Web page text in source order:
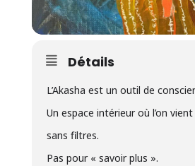
Détails
L’Akasha est un outil de
Un espace intérieur où l’on
sans filtres.
Pas pour « savoir plus ».